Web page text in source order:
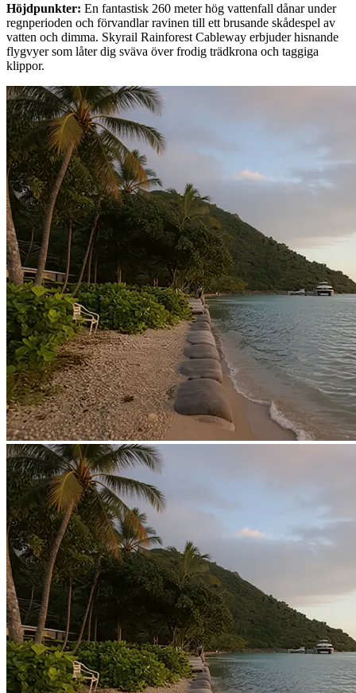
Höjdpunkter: En fantastisk 260 meter hög vattenfall dånar under
regnperioden och förvandlar ravinen till ett brusande skådespel av
vatten och dimma. Skyrail Rainforest Cableway erbjuder hisnande
flygvyer som låter dig sväva över frodig trädkrona och taggiga
klippor.